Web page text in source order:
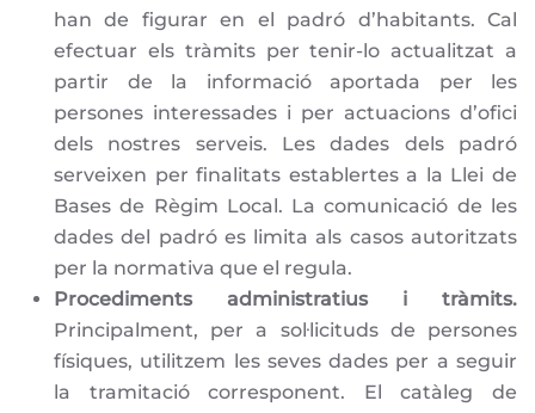
han de figurar en el padró d’habitants. Cal
efectuar els tràmits per tenir-lo actualitzat a
partir de la informació aportada per les
persones interessades i per actuacions d’ofici
dels nostres serveis. Les dades dels padró
serveixen per finalitats establertes a la Llei de
Bases de Règim Local. La comunicació de les
dades del padró es limita als casos autoritzats
per la normativa que el regula.
Procediments administratius i tràmits.
Principalment, per a sol·licituds de persones
físiques, utilitzem les seves dades per a seguir
la tramitació corresponent. El catàleg de